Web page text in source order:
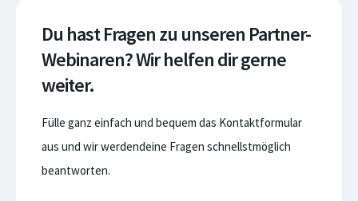
Du hast Fragen zu unseren Partner-
Webinaren? Wir helfen dir gerne
weiter.
Fülle ganz einfach und bequem das Kontaktformular
aus und wir werdendeine Fragen schnellstmöglich
beantworten.